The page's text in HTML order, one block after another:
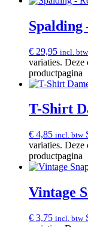
Spalding
€ 29,95 incl. btw
variaties. Deze
productpagina
T-Shirt
€ 4,85 incl. btw
variaties. Deze
productpagina
Vintage
€ 3,75 incl. btw